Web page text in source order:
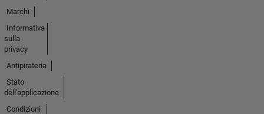
Marchi
Informativa
sulla
privacy
Antipirateria
Stato
dell'applicazione
Condizioni